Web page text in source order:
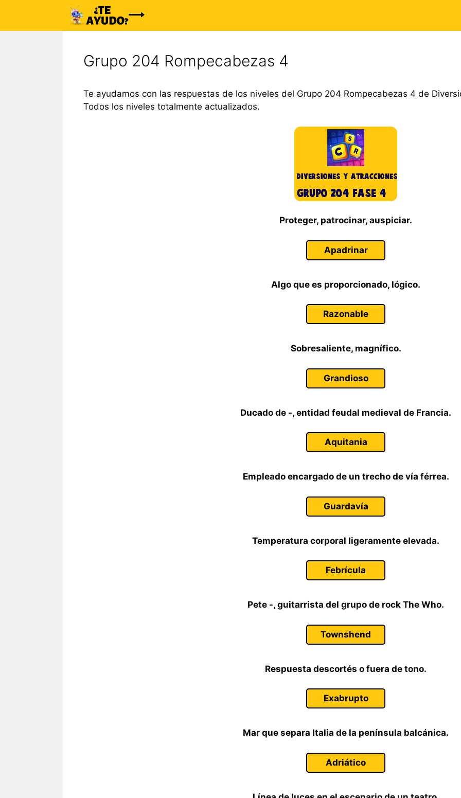
contenido
Grupo 204 Rompecabezas 4
Te ayudamos con las respuestas de los niveles del Grupo 204 Rompecabezas 4 de
Todos los niveles totalmente actualizados.
Proteger, patrocinar, auspiciar.
Apadrinar
Algo que es proporcionado, lógico.
Razonable
Sobresaliente, magnífico.
Grandioso
Ducado de -, entidad feudal medieval de Francia.
Aquitania
Empleado encargado de un trecho de vía férrea.
Guardavía
Temperatura corporal ligeramente elevada.
Febrícula
Pete -, guitarrista del grupo de rock The Who.
Townshend
Respuesta descortés o fuera de tono.
Exabrupto
Mar que separa Italia de la península balcánica.
Adriático